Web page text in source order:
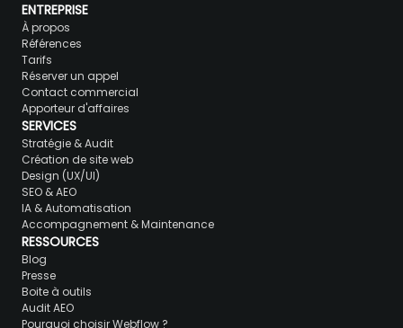
ENTREPRISE
À propos
Références
Tarifs
Réserver un appel
Contact commercial
Apporteur d'affaires
SERVICES
Stratégie & Audit
Création de site web
Design (UX/UI)
SEO & AEO
IA & Automatisation
Accompagnement & Maintenance
RESSOURCES
Blog
Presse
Boite à outils
Audit AEO
Pourquoi choisir Webflow ?